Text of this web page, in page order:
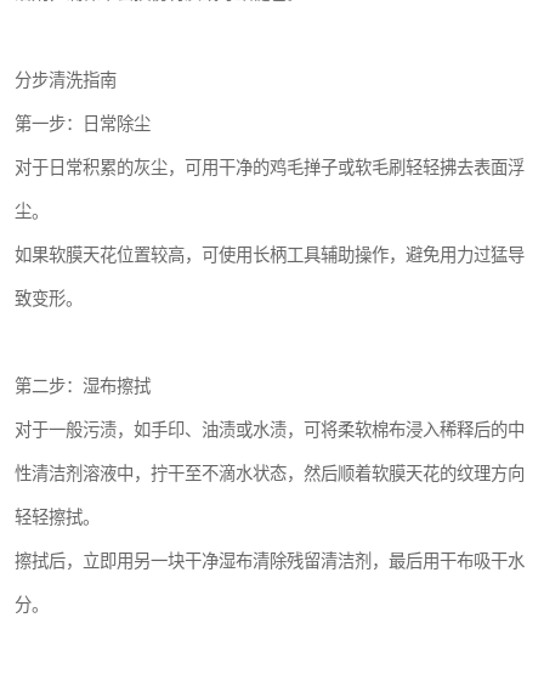
分步清洗指南
第一步：日常除尘
对于日常积累的灰尘，可用干净的鸡毛掸子或软毛刷轻轻拂去表面浮
尘。
如果软膜天花位置较高，可使用长柄工具辅助操作，避免用力过猛导
致变形。
第二步：湿布擦拭
对于一般污渍，如手印、油渍或水渍，可将柔软棉布浸入稀释后的中
性清洁剂溶液中，拧干至不滴水状态，然后顺着软膜天花的纹理方向
轻轻擦拭。
擦拭后，立即用另一块干净湿布清除残留清洁剂，最后用干布吸干水
分。